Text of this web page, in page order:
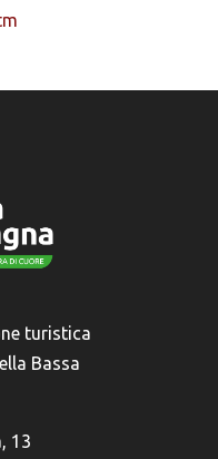
turistica
Bassa
13